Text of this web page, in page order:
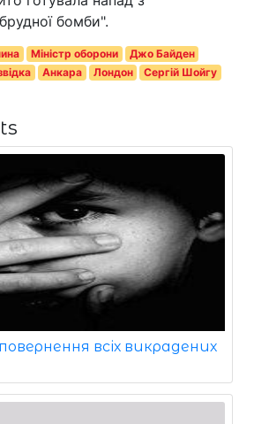
бомби".
Міністр оборони
Джо Байден
Анкара Лондон
Сергій Шойгу
всіх викрадених